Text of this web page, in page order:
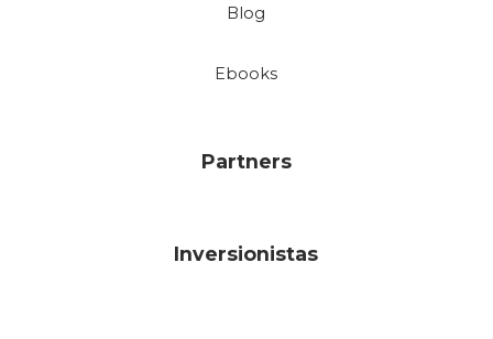
Blog
Ebooks
Partners
Inversionistas